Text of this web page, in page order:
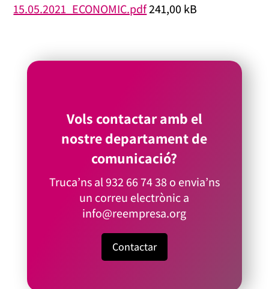
15.05.2021_ECONOMIC.pdf241,00 kB
Vols contactar amb el
nostre departament de
comunicació?
Truca’ns al932 66 74 38o envia’ns
un correu electrònic a
info@reempresa.org
Contactar